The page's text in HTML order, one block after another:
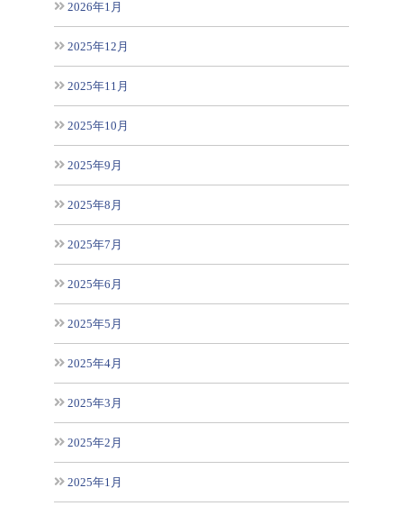
2026年1月
2025年12月
2025年11月
2025年10月
2025年9月
2025年8月
2025年7月
2025年6月
2025年5月
2025年4月
2025年3月
2025年2月
2025年1月